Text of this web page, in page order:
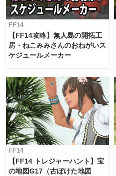
FF14
【FF14攻略】無人島の開拓工
房・ねこみみさんのおねがいス
ケジュールメーカー
FF14
【FF14 トレジャーハント】宝
の地図G17（古ぼけた地図